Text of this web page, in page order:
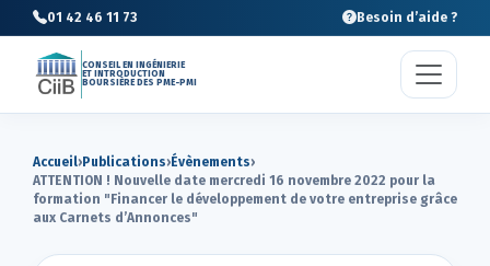
01 42 46 11 73 Besoin d’aide ?
CONSEIL EN INGÉNIERIE
ET INTRODUCTION
BOURSIÈRE DES PME-PMI
Accueil› Publications› Évènements›
ATTENTION ! Nouvelle date mercredi 16 novembre 2022 pour la
formation "Financer le développement de votre entreprise grâce
aux Carnets d’Annonces"